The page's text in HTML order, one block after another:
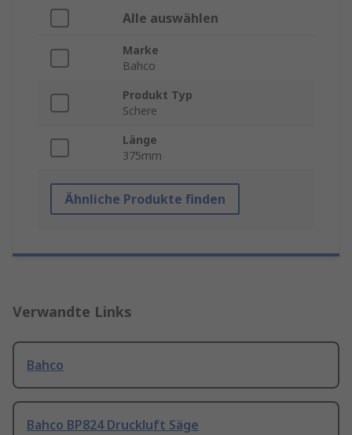
Alle auswählen
Marke
Bahco
Produkt Typ
Schere
Länge
375mm
Ähnliche Produkte finden
Verwandte Links
Bahco
Bahco BP824 Druckluft Säge